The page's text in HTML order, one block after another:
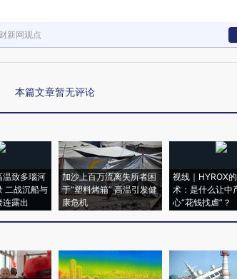
新网观点
本篇文章暂无评论
温致多瑙河
二战沉船与
连露出
加沙上百万流离失所者困
于“塑料烤箱” 高温引发健
康危机
视线｜HYROX
术：是什么让中
心“花钱找虐”？